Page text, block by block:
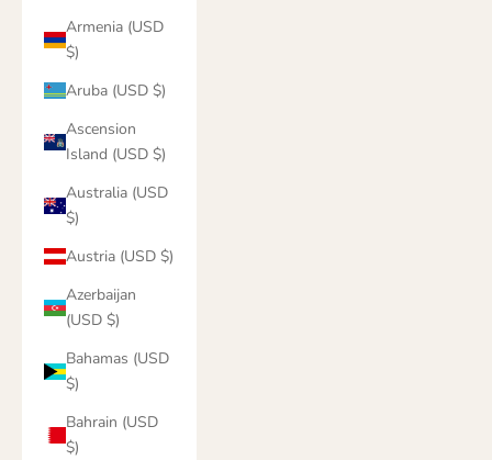
Armenia (USD
$)
Aruba (USD $)
Ascension
Island (USD $)
Australia (USD
$)
Austria (USD $)
Azerbaijan
(USD $)
Bahamas (USD
$)
Bahrain (USD
$)